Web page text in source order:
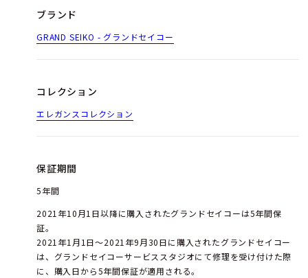
ブランド
GRAND SEIKO - グランドセイコー
コレクション
エレガンスコレクション
保証期間
5年間
2021年10月1日以降に購入されたグランドセイコーは5年間保
証。
2021年1月1日〜2021年9月30日に購入されたグランドセイコー
は、グランドセイコーサービススタジオにて修理を受け付けた際
に、購入日から5年間保証が適用される。